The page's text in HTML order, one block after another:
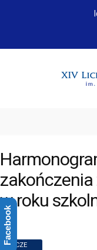
w roku
CZE
Facebook